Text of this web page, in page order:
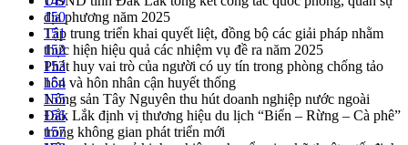
địa phương năm 2025
Tập trung triển khai quyết liệt, đồng bộ các giải pháp nhằm
thực hiện hiệu quả các nhiệm vụ đề ra năm 2025
Phát huy vai trò của người có uy tín trong phòng chống tảo
hôn và hôn nhân cận huyết thống
Nông sản Tây Nguyên thu hút doanh nghiệp nước ngoài
Đắk Lắk định vị thương hiệu du lịch “Biển – Rừng – Cà phê”
trong không gian phát triển mới
150
151
152
153
154
155
156
157